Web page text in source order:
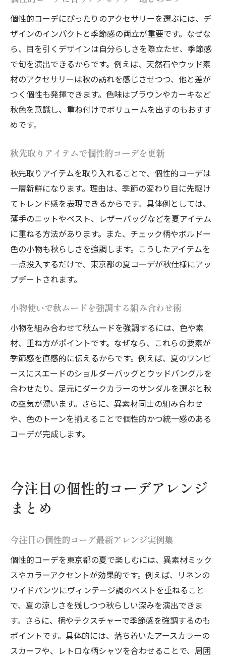
個性的コーデにぴったりのアクセサリーを選ぶには、デ
ザインのインパクトと季節感の両立が重要です。なぜな
ら、目を引くデザインは自分らしさを際立たせ、季節感
で旬を演出できるからです。例えば、天然石やウッド素
材のアクセサリーは秋の訪れを感じさせつつ、他と差が
つく個性も発揮できます。色味はブラウンやカーキなど
秋色を意識し、重ね付けでボリュームを出すのもおすす
めです。
秋先取りアイテムで個性的コーデを更新
秋先取りアイテムを取り入れることで、個性的コーデは
一層新鮮になります。理由は、季節の変わり目に先駆け
てトレンド感を表現できるからです。具体例としては、
薄手のニットやベスト、レザーバッグなどを夏アイテム
に重ねる方法があります。また、チェック柄やボルドー
色の小物も秋らしさを強調します。こうしたアイテムを
一点投入するだけで、東京都の夏コーデが秋仕様にアッ
プデートされます。
小物使いで秋ムードを強調する組み合わせ術
小物を組み合わせて秋ムードを強調するには、色や素
材、重ね方がポイントです。なぜなら、これらの要素が
季節感を直感的に伝えるからです。例えば、夏のワンピ
ースにスエードのショルダーバッグとウッドバングルを
合わせたり、足元にダークカラーのサンダルを選ぶと秋
の空気が漂います。さらに、異素材同士の組み合わせ
や、色のトーンを揃えることで個性的かつ統一感のある
コーデが完成します。
今注目の個性的コーデアレンジ
まとめ
今注目の個性的コーデ最新アレンジ実例集
個性的コーデを東京都の夏で楽しむには、異素材ミック
スやカラーアクセントが効果的です。例えば、リネンの
ワイドパンツにヴィンテージ調のベストを重ねること
で、夏の涼しさを残しつつ秋らしい深みを演出できま
す。さらに、柄やテクスチャーで季節感を強調するのも
ポイントです。具体的には、落ち着いたアースカラーの
スカーフや、レトロな柄シャツを合わせることで、周囲